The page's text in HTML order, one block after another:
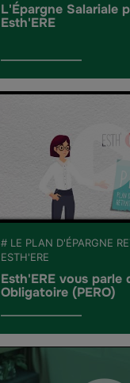
L'Épargne Salariale
Esth'ERE
# LE PLAN D'ÉPARGNE
ESTH'ERE
Esth'ERE vous parle
Obligatoire (PERO)